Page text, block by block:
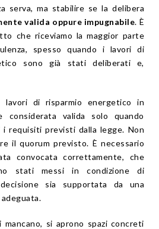
serva, ma stabilire se la delibera
valida oppure impugnabile. È
che riceviamo la maggior parte
spesso quando i lavori di
sono già stati deliberati e,
lavori di risparmio energetico in
considerata valida solo quando
requisiti previsti dalla legge. Non
il quorum previsto. È necessario
convocata correttamente, che
stati messi in condizione di
sia supportata da una
si aprono spazi concreti